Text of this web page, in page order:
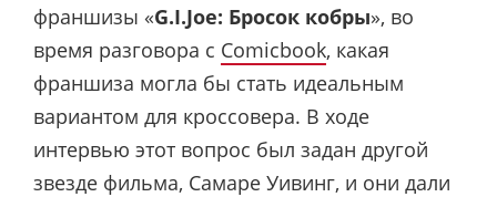
франшизы «G.I.Joe: Бросок кобры», во
время разговора с Comicbook, какая
франшиза могла бы стать идеальным
вариантом для кроссовера. В ходе
интервью этот вопрос был задан другой
звезде фильма, Самаре Уивинг, и они дали